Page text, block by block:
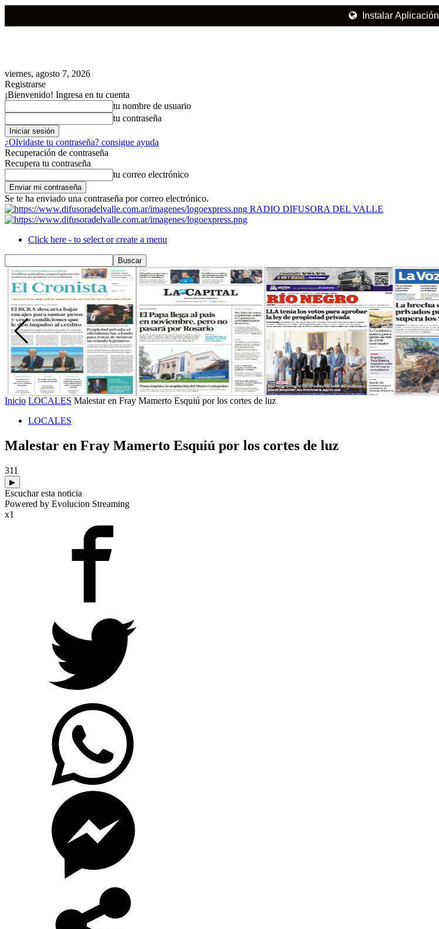
Instalar Aplicación
viernes, agosto 7, 2026
Registrarse
¡Bienvenido! Ingresa en tu cuenta
tu nombre de usuario
tu contraseña
¿Olvidaste tu contraseña? consigue ayuda
Recuperación de contraseña
Recupera tu contraseña
tu correo electrónico
Se te ha enviado una contraseña por correo electrónico.
RADIO DIFUSORA DEL VALLE
Click here - to select or create a menu
Inicio LOCALES Malestar en Fray Mamerto Esquiú por los cortes de luz
LOCALES
Malestar en Fray Mamerto Esquiú por los cortes de luz
311
▶
Escuchar esta noticia
Powered by Evolucion Streaming
x1